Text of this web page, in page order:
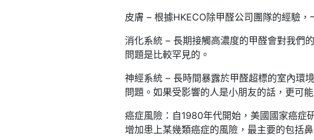
皮膚 – 根據HKECO除甲醛公司團隊的經驗
消化系統 – 長期接觸高濃度的甲醛會對我們
問題是比較罕見的。
神經系統 – 長時間暴露於甲醛超標的室內環
問題。如果受影響的人是小朋友的話，更可
癌症風險：自1980年代開始，美國國家癌症
增加患上某幾類癌症的風險，最主要的包括